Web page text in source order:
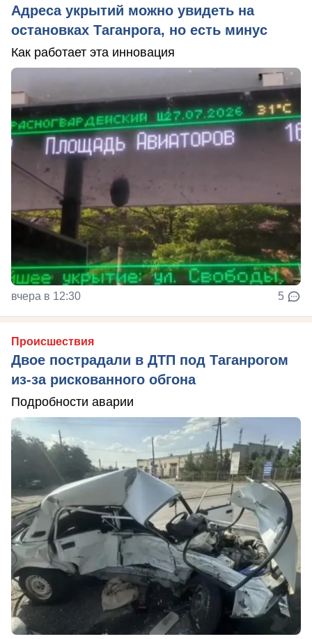
Адреса укрытий можно увидеть на
остановках Таганрога, но есть минус
Как работает эта инновация
вчера в 12:30 5
Происшествия
Двое пострадали в ДТП под Таганрогом
из-за рискованного обгона
Подробности аварии